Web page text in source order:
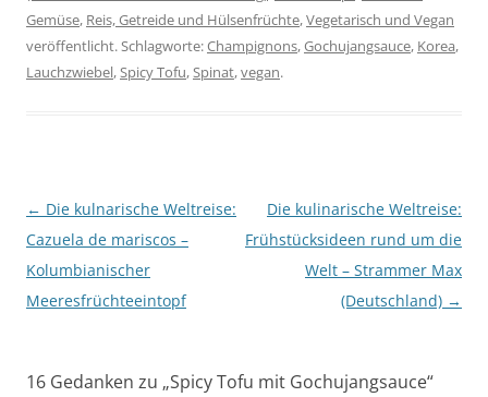
Gemüse, Reis, Getreide und Hülsenfrüchte,Vegetarisch und Vegan
veröffentlicht. Schlagworte:Champignons,Gochujangsauce, Korea,
Lauchzwiebel,Spicy Tofu,Spinat,vegan.
Beitragsnavigation
← Die kulnarische Weltreise:
Cazuela de mariscos –
Kolumbianischer
Meeresfrüchteeintopf
Die kulinarische Weltreise:
Frühstücksideen rund um die
Welt – Strammer Max
(Deutschland) →
16 Gedanken zu „Spicy Tofu mit Gochujangsauce“